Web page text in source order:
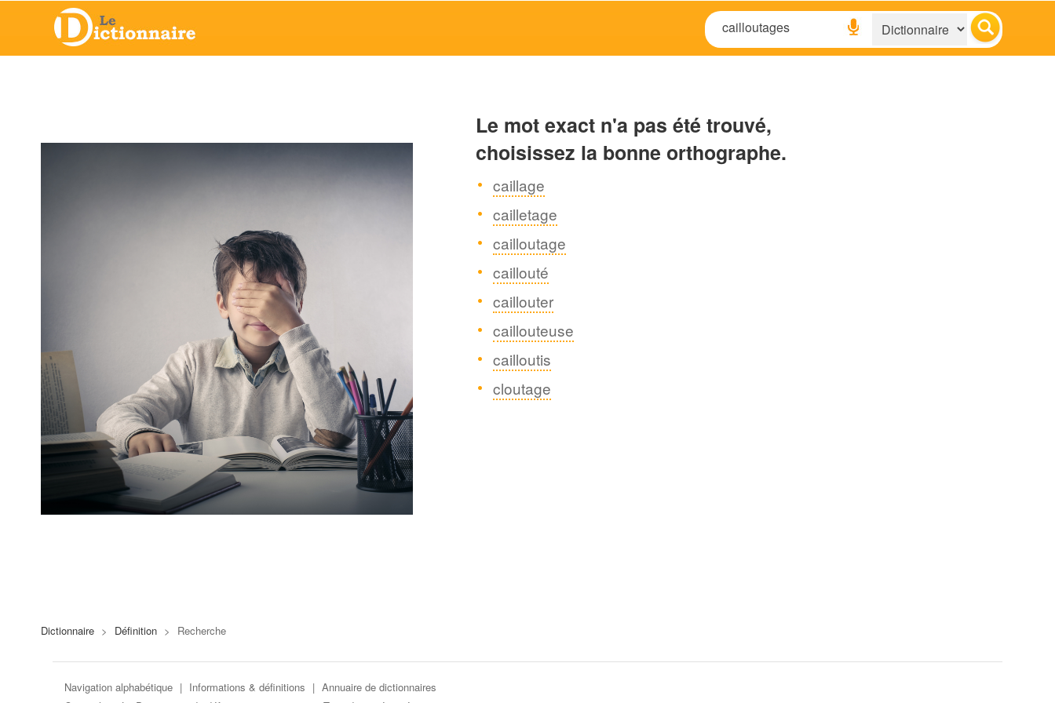
Le mot exact n'a pas été trouvé,
choisissez la bonne orthographe.
caillage
cailletage
cailloutage
caillouté
caillouter
caillouteuse
cailloutis
cloutage
Dictionnaire > Définition > Recherche
Navigation alphabétique | Informations & définitions | Annuaire de dictionnaires